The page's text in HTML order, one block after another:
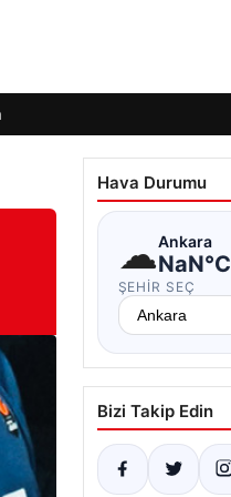
Hava Durumu
☁Ankara
NaN°C
ŞEHIR SEÇ
Bizi Takip Edin